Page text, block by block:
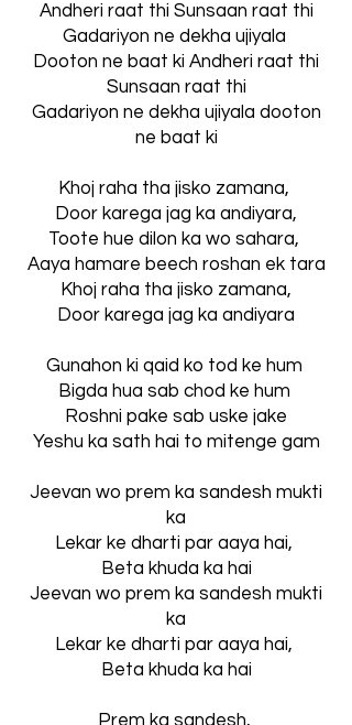
Andheri raat thi Sunsaan raat thi
Gadariyon ne dekha ujiyala
Dooton ne baat ki Andheri raat thi
Sunsaan raat thi
Gadariyon ne dekha ujiyala dooton
ne baat ki
Khoj raha tha jisko zamana,
Door karega jag ka andiyara,
Toote hue dilon ka wo sahara,
Aaya hamare beech roshan ek tara
Khoj raha tha jisko zamana,
Door karega jag ka andiyara
Gunahon ki qaid ko tod ke hum
Bigda hua sab chod ke hum
Roshni pake sab uske jake
Yeshu ka sath hai to mitenge gam
Jeevan wo prem ka sandesh mukti
ka
Lekar ke dharti par aaya hai,
Beta khuda ka hai
Jeevan wo prem ka sandesh mukti
ka
Lekar ke dharti par aaya hai,
Beta khuda ka hai
Prem ka sandesh,